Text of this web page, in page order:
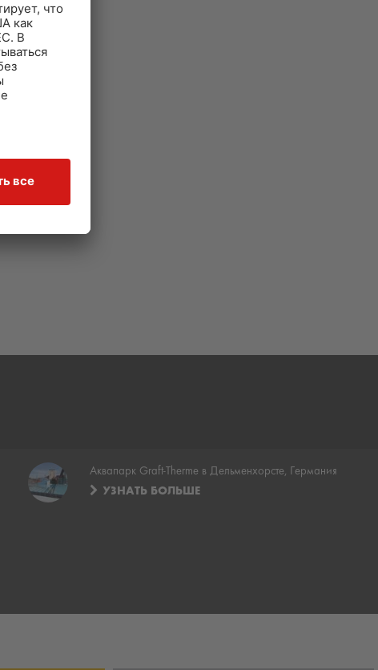
Аквапарк Graft-Therme в Дельменхорсте, Германия
УЗНАТЬ БОЛЬШЕ